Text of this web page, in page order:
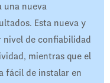
una nueva
Esta nueva y
nivel de confiabilidad
mientras que el
fácil de instalar en